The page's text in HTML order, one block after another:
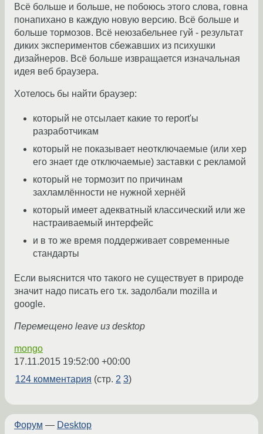
Всё больше и больше, не побоюсь этого слова, говна
понапихано в каждую новую версию. Всё больше и
больше тормозов. Всё неюзабельнее гуй - результат
диких экспериментов сбежавших из психушки
дизайнеров. Всё больше извращается изначальная
идея веб браузера.
Хотелось бы найти браузер:
который не отсылает какие то report'ы
разработчикам
который не показывает неотключаемые (или хер
его знает где отключаемые) заставки с рекламой
который не тормозит по причинам
захламлённости не нужной хернёй
который имеет адекватный классический или же
настраиваемый интерфейс
и в то же время поддерживает современные
стандарты
Если выяснится что такого не существует в природе
значит надо писать его т.к. задолбали mozilla и
google.
Перемещено leave из desktop
mongo
17.11.2015 19:52:00 +00:00
124 комментария (стр. 2 3)
Форум — Desktop